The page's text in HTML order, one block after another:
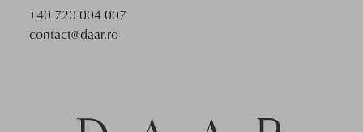
+40 720 004 007
contact@daar.ro